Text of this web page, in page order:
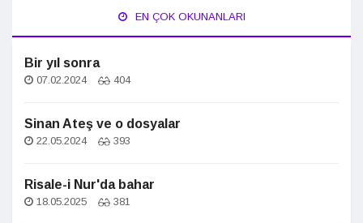
EN ÇOK OKUNANLARI
Bir yıl sonra
07.02.2024 404
Sinan Ateş ve o dosyalar
22.05.2024 393
Risale-i Nur'da bahar
18.05.2025 381